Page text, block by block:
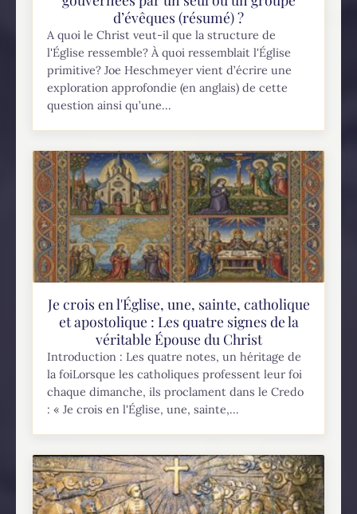
d’évêques (résumé) ?
A quoi le Christ veut-il que la structure de
l'Église ressemble? À quoi ressemblait l'Église
primitive? Joe Heschmeyer vient d’écrire une
exploration approfondie (en anglais) de cette
question ainsi qu’une...
Je crois en l'Église, une, sainte, catholique
et apostolique : Les quatre signes de la
véritable Épouse du Christ
Introduction : Les quatre notes, un héritage de
la foiLorsque les catholiques professent leur foi
chaque dimanche, ils proclament dans le Credo
: « Je crois en l'Église, une, sainte,...